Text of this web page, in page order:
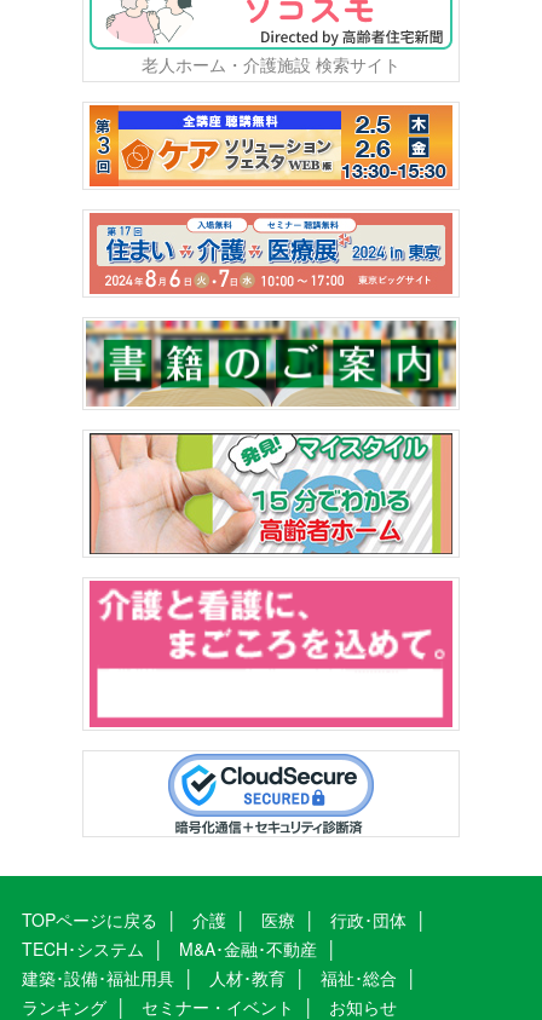
老人ホーム・介護施設 検索サイト
TOPページに戻る 介護 医療
行政･団体
TECH･システム
M&A･金融･不動産
建築･設備･福祉用具
人材･教育
福祉･総合
ランキング
セミナー・イベント お知らせ